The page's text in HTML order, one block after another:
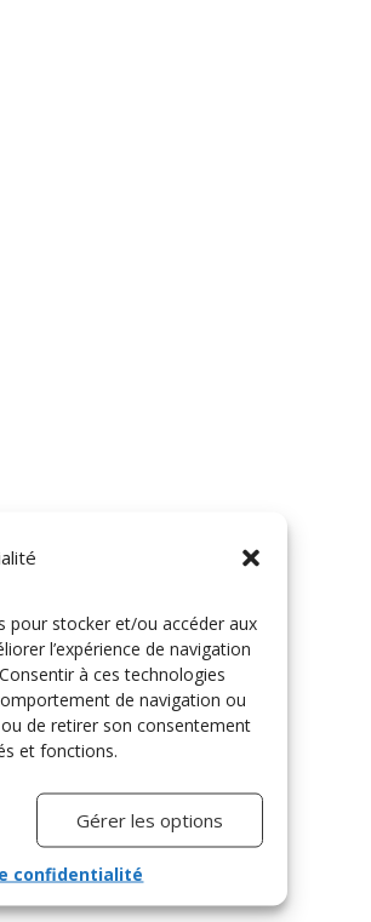
pour stocker et/ou accéder aux
l’expérience de navigation
à ces technologies
de navigation ou
de retirer son consentement
et fonctions.
Gérer les options
confidentialité